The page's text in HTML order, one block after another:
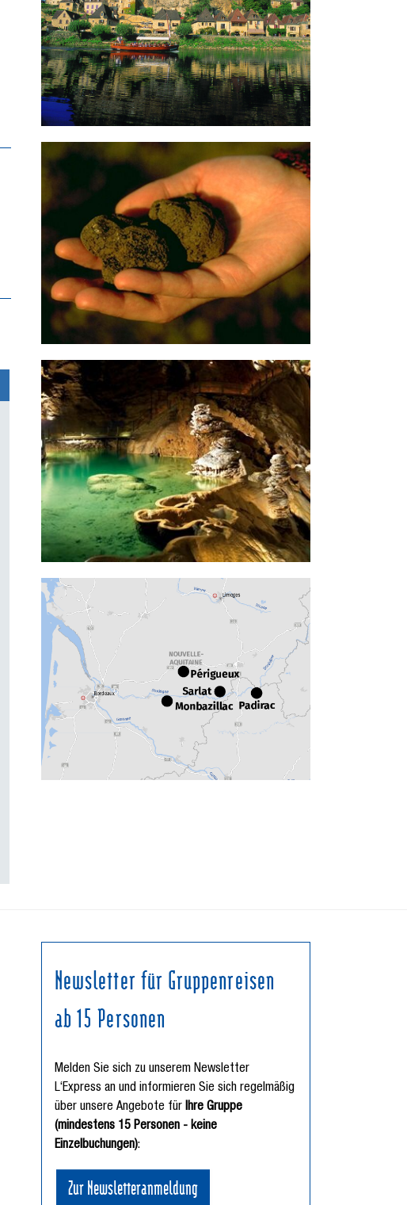
Newsletter für Gruppenreisen
ab 15 Personen
Melden Sie sich zu unserem Newsletter
L‘Express an und informieren Sie sich regelmäßig
über unsere Angebote für Ihre Gruppe
(mindestens 15 Personen - keine
Einzelbuchungen):
Zur Newsletteranmeldung